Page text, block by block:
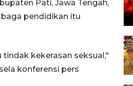
Pati, Jawa Tengah,
pendidikan itu
kekerasan seksual,"
konferensi pers